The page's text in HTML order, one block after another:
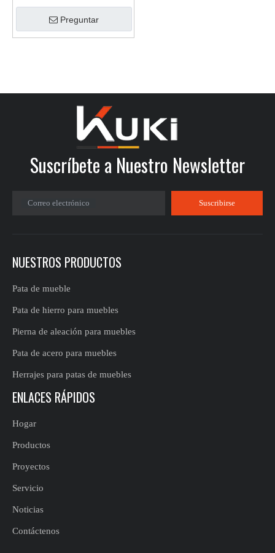
revestimiento de Metal, patas de
cama, patas de silla, patas de
Preguntar
Suscríbete a Nuestro Newsletter
Correo electrónico Suscribirse
NUESTROS PRODUCTOS
Pata de mueble
Pata de hierro para muebles
Pierna de aleación para muebles
Pata de acero para muebles
Herrajes para patas de muebles
ENLACES RÁPIDOS
Hogar
Productos
Proyectos
Servicio
Noticias
Contáctenos